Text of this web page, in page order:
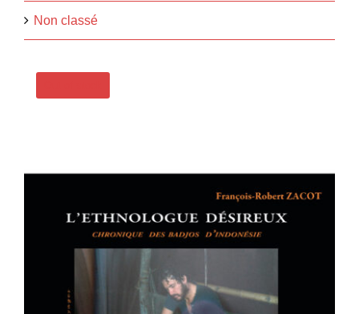
Non classé
L’ETHNOLOGUE DÉSIREUX –
CHRONIQUE DES BADJOS
D’INDONÉSIE